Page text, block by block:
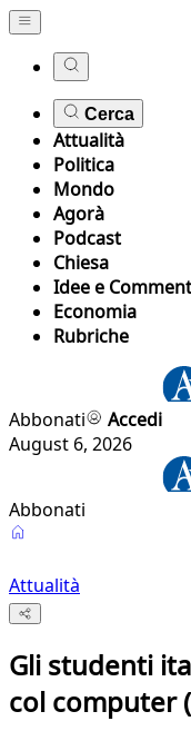
Cerca
Attualità
Politica
Mondo
Agorà
Podcast
Chiesa
Idee e
Economia
Rubriche
Abbonati
Accedi
August 6, 2026
Abbonati
Attualità
Gli studenti
col computer